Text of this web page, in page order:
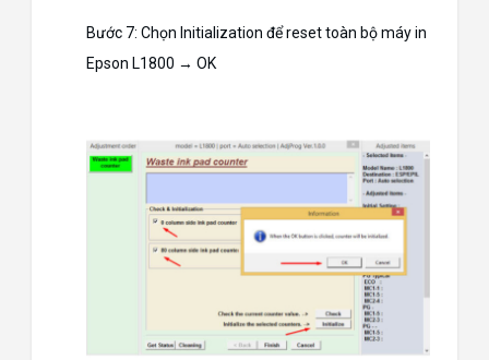
Bước 7: Chọn Initialization để reset toàn bộ máy in
Epson L1800 → OK